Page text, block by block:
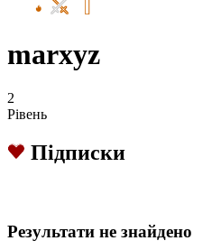
marxyz
2
Рівень
Підписки
Результати не знайдено